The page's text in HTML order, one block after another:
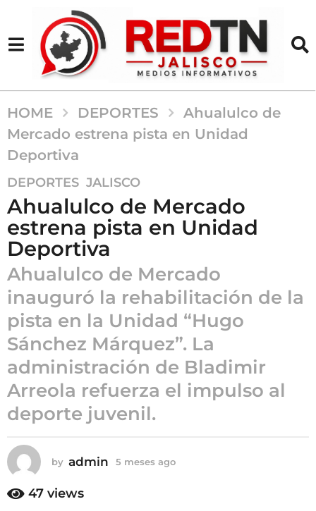
HOME DEPORTES
Ahualulco de
Mercado estrena pista en Unidad
Deportiva
5
m
e
s
e
a
g
o
5
m
e
s
e
s
g
o
DEPORTES ,
JALISCO
Ahualulco de Mercado
estrena pista en Unidad
Deportiva
Ahualulco de Mercado
inauguró la rehabilitación de la
pista en la Unidad “Hugo
Sánchez Márquez”. La
administración de Bladimir
Arreola refuerza el impulso al
deporte juvenil.
by admin 5 meses ago
47 views